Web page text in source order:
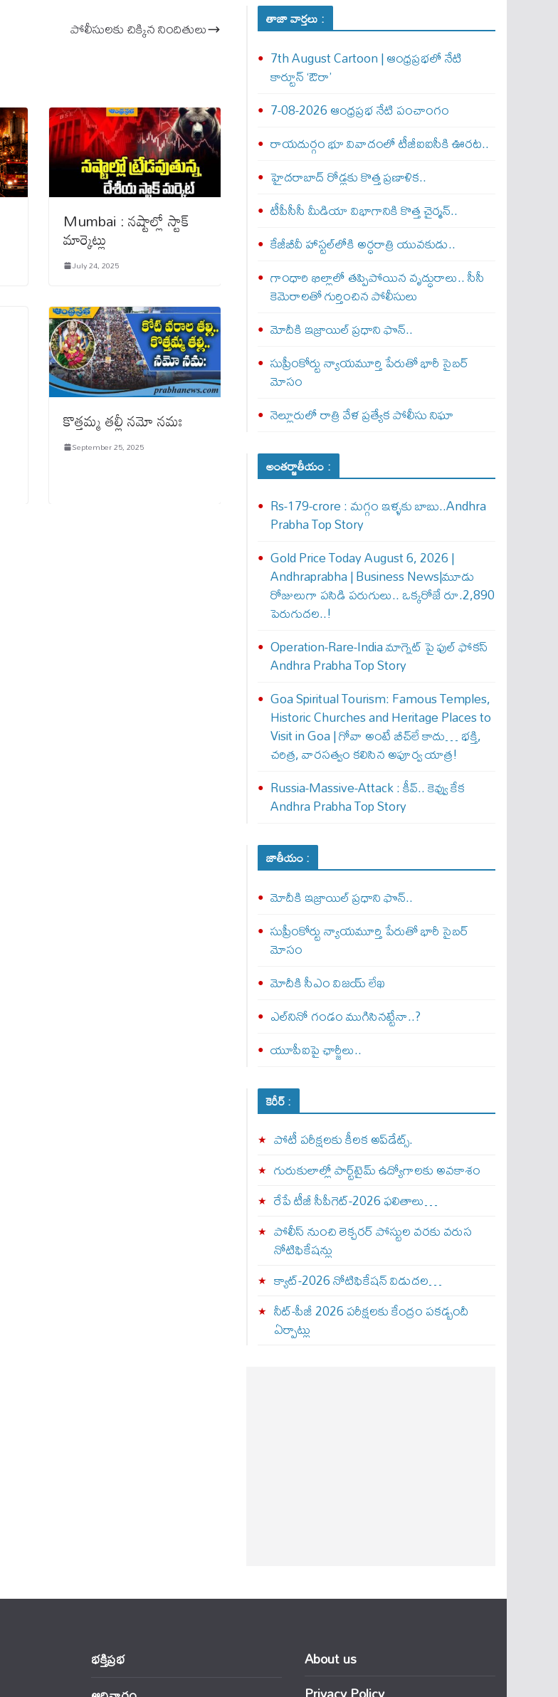
పోలీసుల‌కు చిక్కిన నిందితులు
Mumbai : న‌ష్టాల్లో స్టాక్
మార్కెట్లు
July 24, 2025
కొత్తమ్మ తల్లీ నమో నమః
September 25, 2025
తాజా వార్తలు :
7th August Cartoon | ఆంధ్రప్రభలో నేటి
కార్టూన్ ‘ఔరా’
7-08-2026 ఆంధ్రప్రభ నేటి పంచాంగం
రాయదుర్గం భూ వివాదంలో టీజీఐఐసీకి ఊరట..
హైదరాబాద్ రోడ్లకు కొత్త ప్రణాళిక..
టీపీసీసీ మీడియా విభాగానికి కొత్త చైర్మన్..
కేజీబీవీ హాస్టల్‌లోకి అర్ధరాత్రి యువకుడు..
గాంధారి ఖిల్లాలో తప్పిపోయిన వృద్ధురాలు.. సీసీ
కెమెరాలతో గుర్తించిన పోలీసులు
మోదీకి ఇజ్రాయిల్ ప్ర‌ధాని ఫొన్..
సుప్రీంకోర్టు న్యాయమూర్తి పేరుతో భారీ సైబర్
మోసం
నెల్లూరులో రాత్రి వేళ ప్రత్యేక పోలీసు నిఘా
అంతర్జాతీయం :
Rs-179-crore : మ‌గ్గం ఇళ్ళ‌కు బాబు..Andhra
Prabha Top Story
Gold Price Today August 6, 2026 |
Andhraprabha | Business News|మూడు
రోజులుగా పసిడి పరుగులు.. ఒక్కరోజే రూ.2,890
పెరుగుద‌ల‌..!
Operation-Rare-India మాగ్నెట్ పై ఫుల్ ఫోక‌స్
Andhra Prabha Top Story
Goa Spiritual Tourism: Famous Temples,
Historic Churches and Heritage Places to
Visit in Goa | గోవా అంటే బీచ్‌లే కాదు… భక్తి,
చరిత్ర, వారసత్వం కలిసిన అపూర్వ యాత్ర!
Russia-Massive-Attack : కీవ్‌.. కెవ్వు కేక‌
Andhra Prabha Top Story
జాతీయం :
మోదీకి ఇజ్రాయిల్ ప్ర‌ధాని ఫొన్..
సుప్రీంకోర్టు న్యాయమూర్తి పేరుతో భారీ సైబర్
మోసం
మోదీకి సీఎం విజయ్ లేఖ
ఎల్‌నినో గండం ముగిసినట్టేనా..?
యూపీఐపై ఛార్జీలు..
కెరీర్ :
పోటీ పరీక్షలకు కీలక అప్‌డేట్స్.
గురుకులాల్లో పార్ట్‌టైమ్ ఉద్యోగాలకు అవకాశం
రేపే టీజీ సీపీగెట్‌-2026 ఫలితాలు…
పోలీస్ నుంచి లెక్చరర్ పోస్టుల వరకు వరుస
నోటిఫికేషన్లు
క్యాట్-2026 నోటిఫికేషన్ విడుదల…
నీట్-పీజీ 2026 పరీక్షలకు కేంద్రం పకడ్బందీ
ఏర్పాట్లు
భక్తిప్రభ
About us